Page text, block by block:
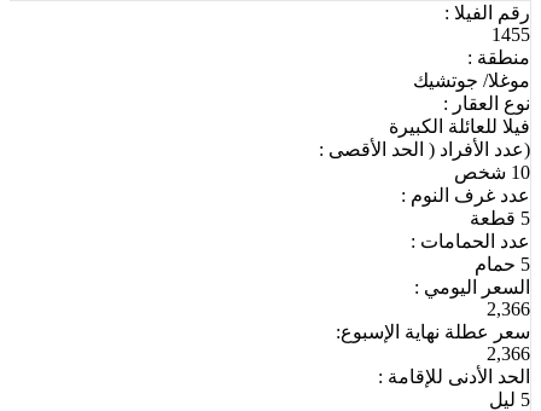
رقم الفيلا :
1455
منطقة :
موغلا/ جوتشيك
نوع العقار :
فيلا للعائلة الكبيرة
(عدد الأفراد ( الحد الأقصى :
10 شخص
عدد غرف النوم :
5 قطعة
عدد الحمامات :
5 حمام
السعر اليومي :
2,366
سعر عطلة نهاية الإسبوع:
2,366
الحد الأدنى للإقامة :
5 ليل